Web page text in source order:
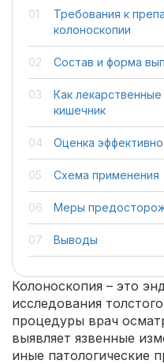
Требования к
колоноскопии
Состав и форма
Как
кишечник
Оценка
Схема применения
Меры
Выводы
Колоноскопия – это
исследования
процедуры врач
выявляет язвенные
иные патологические